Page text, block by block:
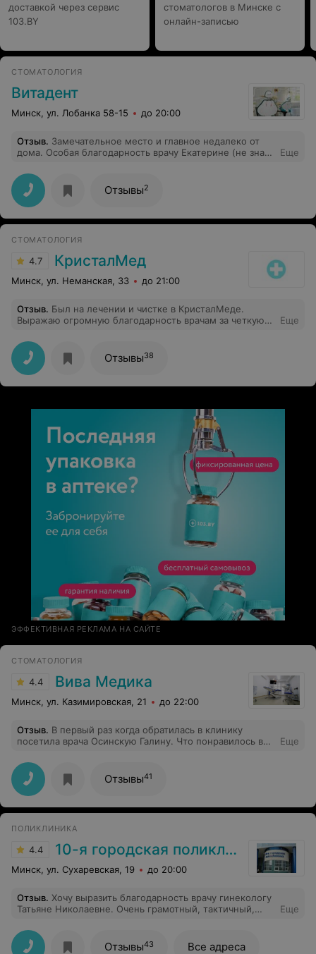
доставкой через сервис
103.BY
стоматологов в Минске с
онлайн-записью
СТОМАТОЛОГИЯ
Витадент
Минск, ул. Лобанка 58-15 до 20:00
Отзыв. Замечательное место и главное недалеко от
дома. Особая благодарность врачу Екатерине (не знаю
Еще
Отзывы2
СТОМАТОЛОГИЯ
4.7 КристалМед
Минск, ул. Неманская, 33 до 21:00
Отзыв. Был на лечении и чистке в КристалМеде.
Выражаю огромную благодарность врачам за четкую
рекомендовать клинику родным и знакомым.
Еще
Отзывы38
ЭФФЕКТИВНАЯ РЕКЛАМА НА САЙТЕ
СТОМАТОЛОГИЯ
4.4 Вива Медика
Минск, ул. Казимировская, 21 до 22:00
Отзыв. В первый раз когда обратилась в клинику
посетила врача Осинскую Галину. Что понравилось в
Приятный администратор и мед.работники. Врач
Галина выполнила все очень качественно, аккуратно и
безболезненно. В дальнейшем планирую
устанавливать брекеты и думаю, что буду обращаться
именно в эту клинику. Огромное спасибо, буду вас
Еще
Отзывы41
ПОЛИКЛИНИКА
4.4 10-я городская поликлиника г. Минска
Минск, ул. Сухаревская, 19 до 20:00
Отзыв. Хочу выразить благодарность врачу гинекологу
Татьяне Николаевне. Очень грамотный, тактичный,
Еще
Отзывы43 Все адреса